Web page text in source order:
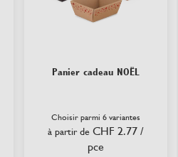
Panier cadeau NOËL
Choisir parmi 6 variantes
à partir de CHF 2.77 /
pce